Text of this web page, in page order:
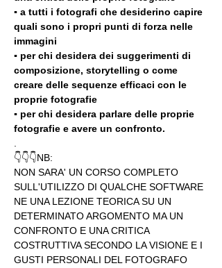
▪️ a tutti i fotografi che desiderino capire
quali sono i propri punti di forza nelle
immagini
▪️ per chi desidera dei suggerimenti di
composizione, storytelling o come
creare delle sequenze efficaci con le
proprie fotografie
▪️ per chi desidera parlare delle proprie
fotografie e avere un confronto.
👇👇👇NB:
NON SARA' UN CORSO COMPLETO
SULL'UTILIZZO DI QUALCHE SOFTWARE
NE UNA LEZIONE TEORICA SU UN
DETERMINATO ARGOMENTO MA UN
CONFRONTO E UNA CRITICA
COSTRUTTIVA SECONDO LA VISIONE E I
GUSTI PERSONALI DEL FOTOGRAFO